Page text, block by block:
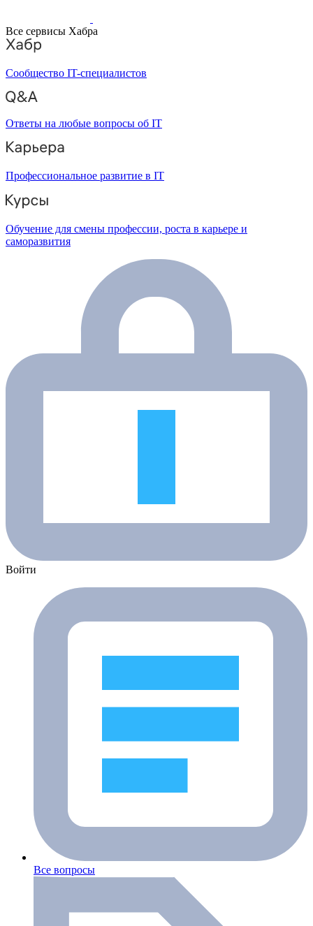
Все сервисы Хабра
Сообщество IT-специалистов
Ответы на любые вопросы об IT
Профессиональное развитие в IT
Обучение для смены профессии, роста в карьере и
саморазвития
Войти
Все вопросы